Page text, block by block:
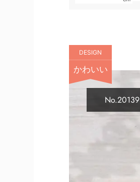
DESIGN
かわいい
No.20139